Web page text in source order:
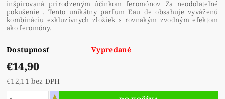
inšpirovaná prirodzeným účinkom feromónov. Za neodolateľné
pokušenie . Tento unikátny parfum Eau de obsahuje vyváženú
kombináciu exkluzívnych zložiek s rovnakým zvodným efektom
ako feromóny.
Dostupnosť Vypredané
€14,90
€12,11 bez DPH